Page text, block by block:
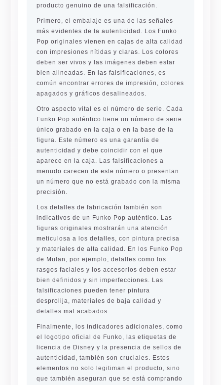
producto genuino de una falsificación.
Primero, el embalaje es una de las señales
más evidentes de la autenticidad. Los Funko
Pop originales vienen en cajas de alta calidad
con impresiones nítidas y claras. Los colores
deben ser vivos y las imágenes deben estar
bien alineadas. En las falsificaciones, es
común encontrar errores de impresión, colores
apagados y gráficos desalineados.
Otro aspecto vital es el número de serie. Cada
Funko Pop auténtico tiene un número de serie
único grabado en la caja o en la base de la
figura. Este número es una garantía de
autenticidad y debe coincidir con el que
aparece en la caja. Las falsificaciones a
menudo carecen de este número o presentan
un número que no está grabado con la misma
precisión.
Los detalles de fabricación también son
indicativos de un Funko Pop auténtico. Las
figuras originales mostrarán una atención
meticulosa a los detalles, con pintura precisa
y materiales de alta calidad. En los Funko Pop
de Mulan, por ejemplo, detalles como los
rasgos faciales y los accesorios deben estar
bien definidos y sin imperfecciones. Las
falsificaciones pueden tener pintura
desprolija, materiales de baja calidad y
detalles mal acabados.
Finalmente, los indicadores adicionales, como
el logotipo oficial de Funko, las etiquetas de
licencia de Disney y la presencia de sellos de
autenticidad, también son cruciales. Estos
elementos no solo legitiman el producto, sino
que también aseguran que se está comprando